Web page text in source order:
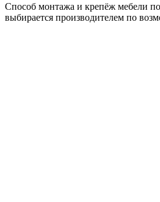
Способ монтажа и крепёж мебели
выбирается производителем по